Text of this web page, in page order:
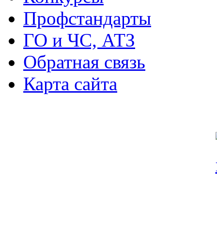
Профстандарты
ГО и ЧС, АТЗ
Обратная связь
Карта сайта